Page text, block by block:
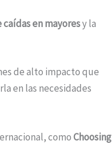
en mayoresy la
de alto impacto que
en las necesidades
comoChoosing